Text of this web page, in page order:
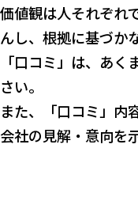
価値観は人それぞれ
んし、根拠に基づか
「口コミ」は、あ
さい。
また、「口コミ」内
会社の見解・意向を